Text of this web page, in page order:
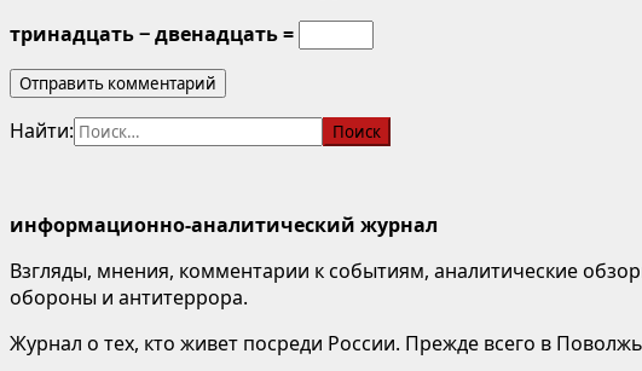
тринадцать − двенадцать =
Найти:
информационно-аналитический журнал
Взгляды, мнения, комментарии к событиям, аналитические
обороны и антитеррора.
Журнал о тех, кто живет посреди России. Прежде всего в